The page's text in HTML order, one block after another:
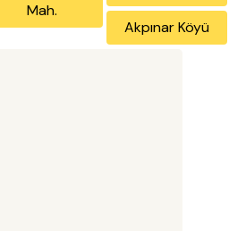
Mah.
Akpınar Köyü